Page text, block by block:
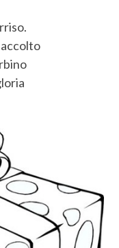
accolto